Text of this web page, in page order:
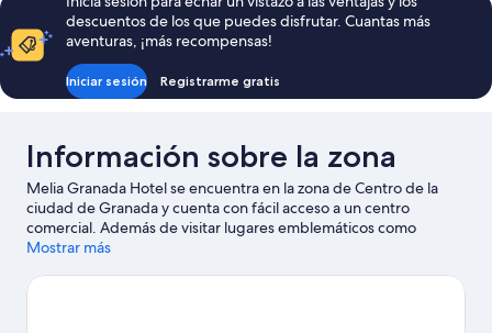
de
204 €
descuentos de los que puedes disfrutar. Cuantas más
aventuras, ¡más recompensas!
Iniciar sesión Registrarme gratis
Información sobre la zona
Melia Granada Hotel se encuentra en la zona de Centro de la
ciudad de Granada y cuenta con fácil acceso a un centro
comercial. Además de visitar lugares emblemáticos como
Alhambra y Catedral de Granada, puedes dar un toque más
¿Te apetece disfrutar de un evento especial? Puedes consultar
Mostrar más